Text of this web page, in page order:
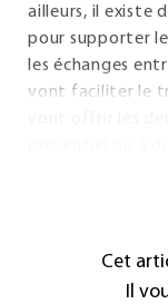
ailleurs, il existe
pour supporter
les échanges
vont faciliter le
Cet
Il